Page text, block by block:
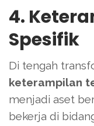
4.
Spesifik
Di tengah
keterampilan
menjadi aset
bekerja di